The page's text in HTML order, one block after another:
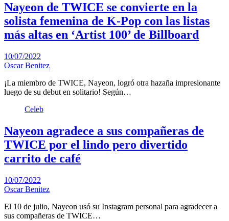
Nayeon de TWICE se convierte en la
solista femenina de K-Pop con las listas
más altas en ‘Artist 100’ de Billboard
10/07/2022
Oscar Benitez
¡La miembro de TWICE, Nayeon, logró otra hazaña impresionante
luego de su debut en solitario! Según…
Celeb
Nayeon agradece a sus compañeras de
TWICE por el lindo pero divertido
carrito de café
10/07/2022
Oscar Benitez
El 10 de julio, Nayeon usó su Instagram personal para agradecer a
sus compañeras de TWICE…